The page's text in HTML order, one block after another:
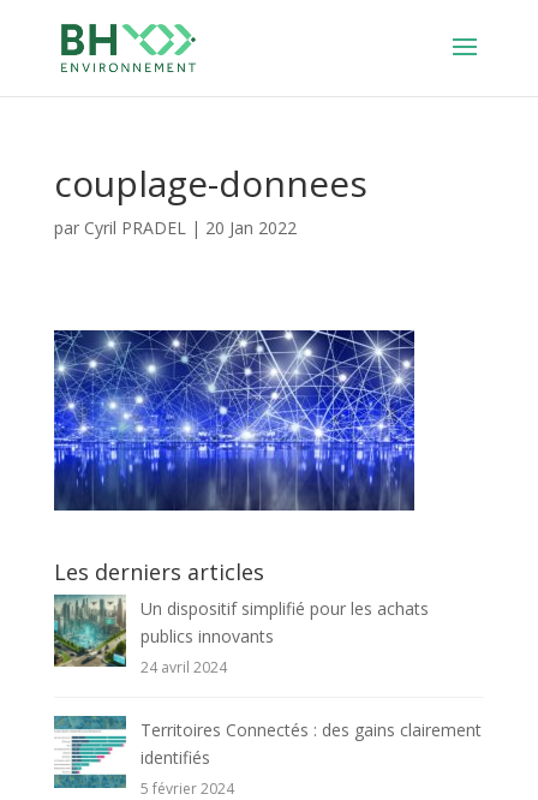
couplage-donnees
par Cyril PRADEL| 20 Jan 2022
Les derniers articles
Un dispositif simplifié pour les achats
publics innovants
24 avril 2024
Territoires Connectés : des gains clairement
identifiés
5 février 2024